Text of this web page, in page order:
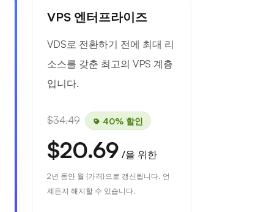
VPS 엔터프라이즈
VDS로 전환하기 전에 최대 리
소스를 갖춘 최고의 VPS 계층
입니다.
$34.49 40% 할인
$20.69 /을 위한
2년 동안 월 {가격}으로 갱신됩니다. 언
제든지 해지할 수 있습니다.